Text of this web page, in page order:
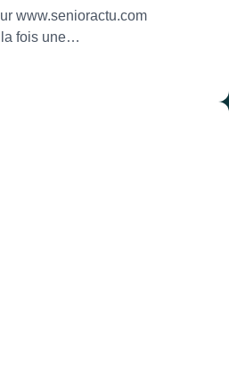
www.senioractu.com
la fois une…